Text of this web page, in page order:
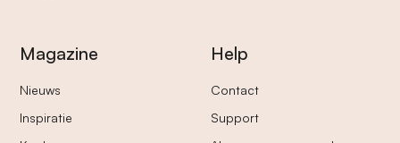
Magazine
Nieuws
Inspiratie
Help
Contact
Support